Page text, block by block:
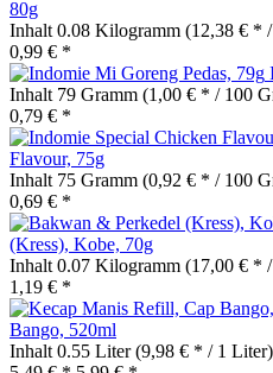
80g
Inhalt 0.08 Kilogramm (12,38 € *
0,99 € *
Inhalt 79 Gramm (1,00 € * / 100
0,79 € *
Flavour, 75g
Inhalt 75 Gramm (0,92 € * / 100
0,69 € *
(Kress), Kobe, 70g
Inhalt 0.07 Kilogramm (17,00 € *
1,19 € *
Bango, 520ml
Inhalt 0.55 Liter(9,98 € * / 1 Liter)